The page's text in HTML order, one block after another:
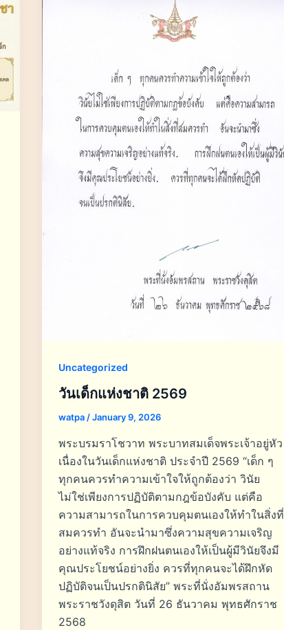
Uncategorized
วันเด็กแห่งชาติ 2569
watpa /January 9, 2026
พระบรมราโชวาท พระบาทสมเด็จพระเจ้าอยู่หัว
เนื่องในวันเด็กแห่งชาติ ประจำปี 2569 “เด็ก ๆ
ทุกคนควรทำความเข้าใจให้ถูกต้องว่า วินัย
ไม่ใช่เพียงการปฏิบัติตามกฎข้อบังคับ แต่คือ
ความสามารถในการควบคุมตนเองให้ทำในสิ่งที่
สมควรทำ อันจะนำมาซึ่งความสุขความเจริญ
อย่างแท้จริง การฝึกฝนตนเองให้เป็นผู้มีวินัยจึงมี
คุณประโยชน์อย่างยิ่ง ควรที่ทุกคนจะได้ฝึกหัด
ปฏิบัติจนเป็นปรกตินิสัย” พระที่นั่งอัมพรสถาน
พระราชวังดุสิต วันที่ 26 ธันวาคม พุทธศักราช
2568